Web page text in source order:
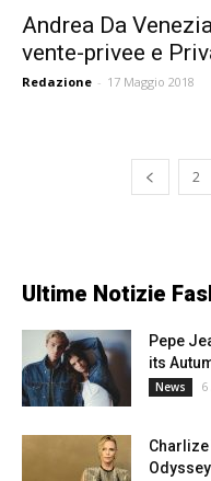
Andrea Da
vente-privee e
Redazione - 17 Maggio 2018
2
Ultime Notizie
Pepe
its
News